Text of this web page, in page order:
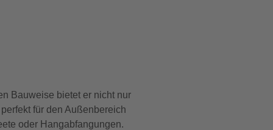
Bauweise bietet er nicht nur
für den Außenbereich
oder Hangabfangungen.